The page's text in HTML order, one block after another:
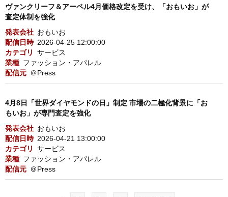
ヴァンクリーフ＆アーペル4月価格改定を受け、「おもいお」が
査定体制を強化
発表会社 おもいお
配信日時 2026-04-25 12:00:00
カテゴリ
サービス
業種 ファッション・アパレル
配信元 ＠Press
4月8日「世界ダイヤモンドの日」制定 市場の二極化背景に「お
もいお」が専門査定を強化
発表会社 おもいお
配信日時 2026-04-21 13:00:00
カテゴリ
サービス
業種 ファッション・アパレル
配信元 ＠Press